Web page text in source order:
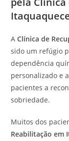
AClínica de
sido um refúgio
dependência
personalizado e
pacientes a
sobriedade.
Muitos dos
Reabilitação em